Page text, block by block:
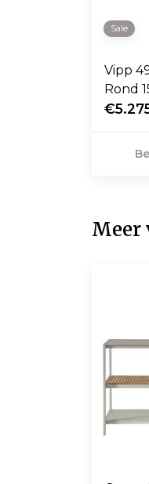
Sale
Vipp
Rond
Meer